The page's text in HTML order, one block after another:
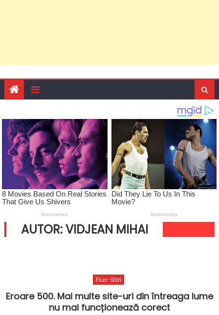
AUTOR:VIDJEAN MIHAI
Flux-Stiri
Eroare 500. Mai multe site-uri din întreaga lume
nu mai funcționează corect